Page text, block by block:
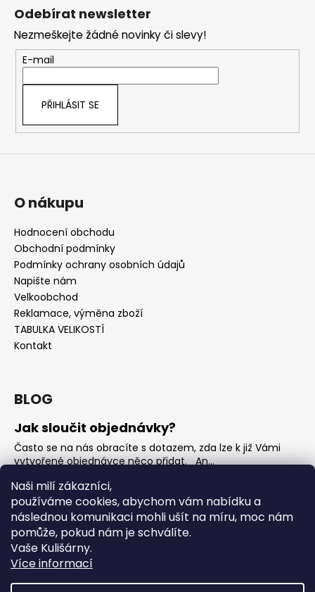
Naši milí zákazníci,
používáme cookies, abychom vám nabídku a
následnou komunikaci mohli ušít na míru, moc nám
pomůže, pokud nám je schválíte.
Vaše Kulišárny.
Více informací
Odebírat newsletter
Nezmeškejte žádné novinky či slevy!
E-mail
PŘIHLÁSIT SE
O nákupu
Hodnocení obchodu
Obchodní podmínky
Podmínky ochrany osobních údajů
Napište nám
Velkoobchod
Reklamace, výměna zboží
TABULKA VELIKOSTÍ
Kontakt
BLOG
Jak sloučit objednávky?
Často se na nás obracíte s dotazem, zda lze k již Vámi
vytvořené objednávce něco přidat. An...
Jak vybrat rostoucí overal na jaro?
Nejčastější otázka, kterou od Vás teď dostáváme je, jak
vybrat rostoucí overal na nadcházející jarní...
OVERALY jaké jsou mezi nimi rozdíly
Overaly jsou velmi oblíbeným kouskem. Snadno se
oblékají, nevykasávají se a přebalování je hračka. ...